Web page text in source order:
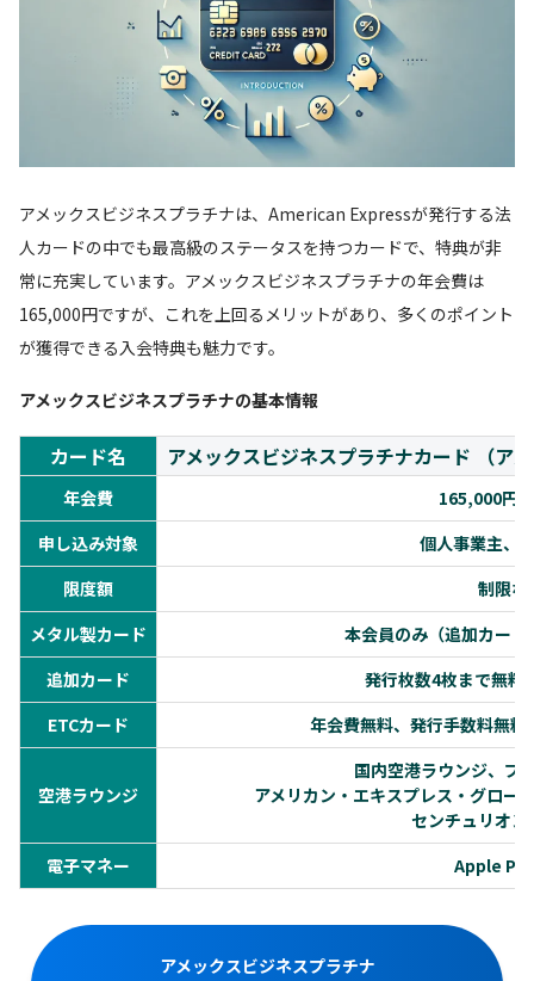
アメックスビジネスプラチナは、American Expressが発行する法
人カードの中でも最高級のステータスを持つカードで、特典が非
常に充実しています。アメックスビジネスプラチナの年会費は
165,000円ですが、これを上回るメリットがあり、多くのポイント
が獲得できる入会特典も魅力です。
アメックスビジネスプラチナの基本情報
カード名 アメックスビジネスプラチナカード （ア
年会費
165,000円
申し込み対象
個人事業主、
限度額
制限な
メタル製カード
本会員のみ（追加カー
追加カード
発行枚数4枚まで無料
ETCカード
年会費無料、発行手数料無
空港ラウンジ
国内空港ラウンジ、プ
アメリカン・エキスプレス・グロー
センチュリオン
電子マネー
Apple
アメックスビジネスプラチナ